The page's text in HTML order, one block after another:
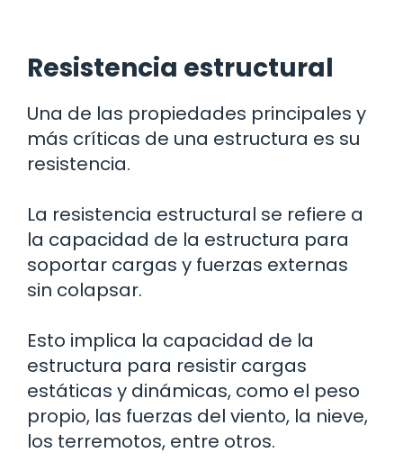
Resistencia estructural
Una de las propiedades principales y
más críticas de una estructura es su
resistencia.
La resistencia estructural se refiere a
la capacidad de la estructura para
soportar cargas y fuerzas externas
sin colapsar.
Esto implica la capacidad de la
estructura para resistir cargas
estáticas y dinámicas, como el peso
propio, las fuerzas del viento, la nieve,
los terremotos, entre otros.